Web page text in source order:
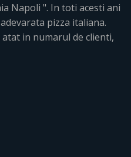
Napoli ". In toti acesti ani
pizza italiana.
atat in numarul de clienti,